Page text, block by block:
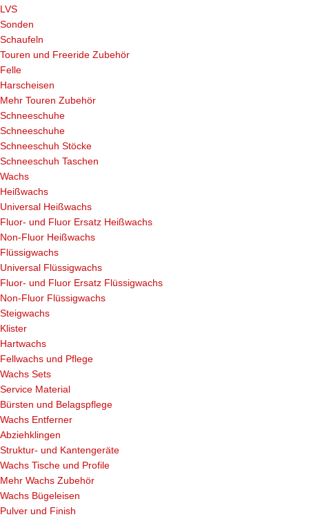
LVS
Sonden
Schaufeln
Touren und Freeride Zubehör
Felle
Harscheisen
Mehr Touren Zubehör
Schneeschuhe
Schneeschuhe
Schneeschuh Stöcke
Schneeschuh Taschen
Wachs
Heißwachs
Universal Heißwachs
Fluor- und Fluor Ersatz Heißwachs
Non-Fluor Heißwachs
Flüssigwachs
Universal Flüssigwachs
Fluor- und Fluor Ersatz Flüssigwachs
Non-Fluor Flüssigwachs
Steigwachs
Klister
Hartwachs
Fellwachs und Pflege
Wachs Sets
Service Material
Bürsten und Belagspflege
Wachs Entferner
Abziehklingen
Struktur- und Kantengeräte
Wachs Tische und Profile
Mehr Wachs Zubehör
Wachs Bügeleisen
Pulver und Finish